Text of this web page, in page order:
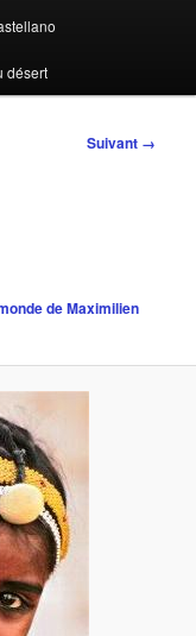
désert
Suivant →
de Maximilien